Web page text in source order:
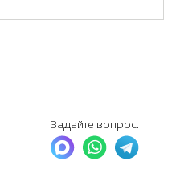
Задайте вопрос: